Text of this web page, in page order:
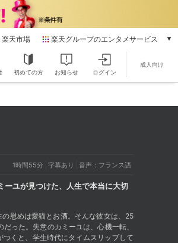
楽天市場 楽天グループのエンタメサービス
本/ゲーム/CD/DVD
音楽配信
楽天ミュージック
動画配信
無料テレビ
Rチャンネル
初めての方 お知らせ ログイン
成人向け
1時間55分 字幕あり 音声：フランス語
ーユが見つけた、人生で本当に大切
慰めは愛猫とお酒。そんな彼女は、25
った。失意のカミーユは、心機一転、
くと、学生時代にタイムスリップして